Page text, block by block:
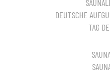
DEUTSCHE
TAG